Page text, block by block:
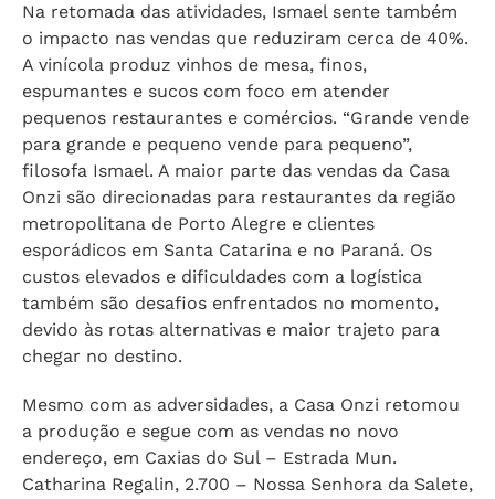
Na retomada das atividades, Ismael sente também
o impacto nas vendas que reduziram cerca de 40%.
A vinícola produz vinhos de mesa, finos,
espumantes e sucos com foco em atender
pequenos restaurantes e comércios. “Grande vende
para grande e pequeno vende para pequeno”,
filosofa Ismael. A maior parte das vendas da Casa
Onzi são direcionadas para restaurantes da região
metropolitana de Porto Alegre e clientes
esporádicos em Santa Catarina e no Paraná. Os
custos elevados e dificuldades com a logística
também são desafios enfrentados no momento,
devido às rotas alternativas e maior trajeto para
chegar no destino.
Mesmo com as adversidades, a Casa Onzi retomou
a produção e segue com as vendas no novo
endereço, em Caxias do Sul – Estrada Mun.
Catharina Regalin, 2.700 – Nossa Senhora da Salete,